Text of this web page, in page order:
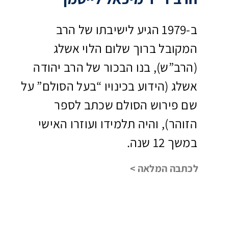
ב-1979 הגיע לישיבתו של הרב
המקובל ברוך שלום הלוי אשלג
(הרב”ש), בנו הבכור של הרב יהודה
אשלג (הידוע בכינויו “בעל הסולם” על
שם פירוש הסולם שכתב לספר
הזוהר), והיה תלמידו ועוזרו האישי
במשך 12 שנה.
לכתבה המלאה >